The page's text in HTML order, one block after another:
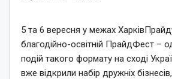
5 та 6 вересня у межах
благодійно-освітній ПрайдФест –
подій такого формату на сході
вже відкрили набір дружніх